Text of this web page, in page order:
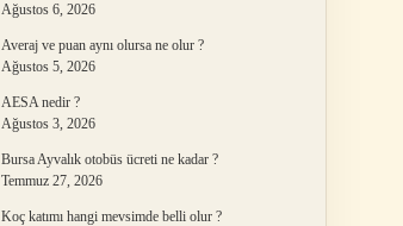
Ağustos 6, 2026
Averaj ve puan aynı olursa ne olur ?
Ağustos 5, 2026
AESA nedir ?
Ağustos 3, 2026
Bursa Ayvalık otobüs ücreti ne kadar ?
Temmuz 27, 2026
Koç katımı hangi mevsimde belli olur ?